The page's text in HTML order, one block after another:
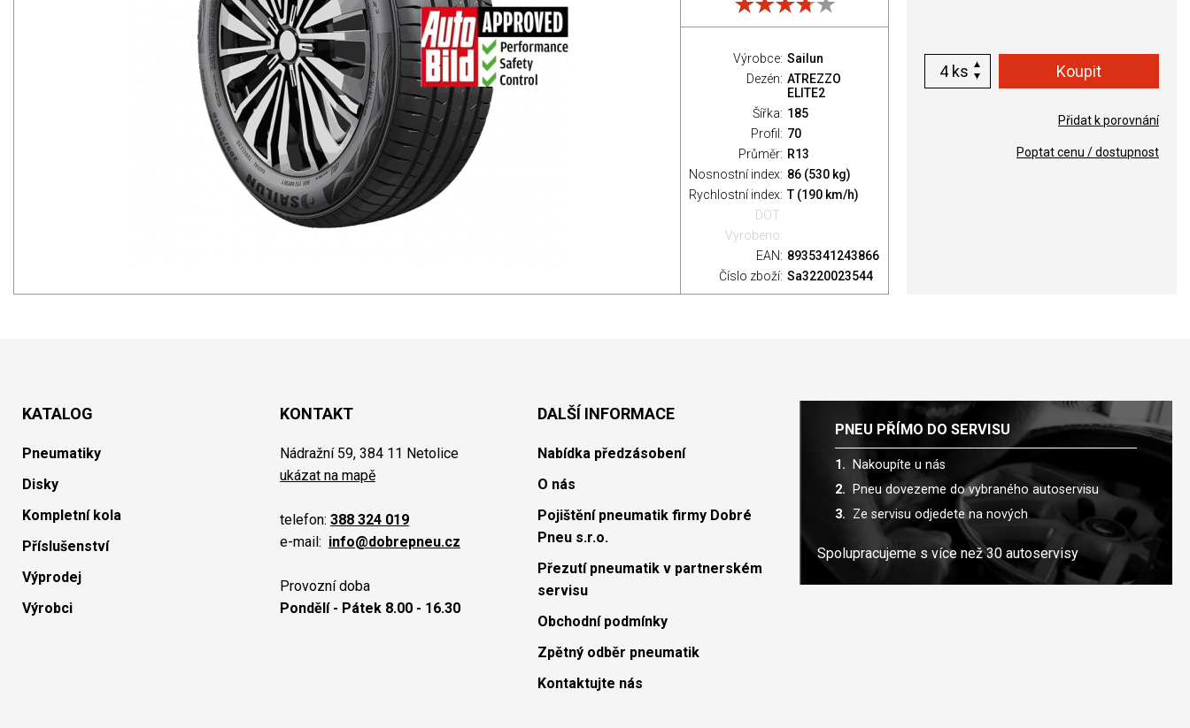
Výrobce: Sailun
Dezén: ATREZZO
ELITE2
Šířka: 185
Profil: 70
Průměr: R13
Nosnostní index: 86 (530 kg)
Rychlostní index: T (190 km/h)
DOT:
Vyrobeno:
EAN: 8935341243866
Číslo zboží: Sa3220023544
ks
Přidat k porovnání
Poptat cenu / dostupnost
KATALOG
Pneumatiky
Disky
Kompletní kola
Příslušenství
Výprodej
Výrobci
KONTAKT
Nádražní 59, 384 11 Netolice
ukázat na mapě
telefon: 388 324 019
e-mail: info@dobrepneu.cz
Provozní doba
Pondělí - Pátek 8.00 - 16.30
DALŠÍ INFORMACE
Nabídka předzásobení
O nás
Pojištění pneumatik firmy Dobré
Pneu s.r.o.
Přezutí pneumatik v partnerském
servisu
Obchodní podmínky
Zpětný odběr pneumatik
Kontaktujte nás
PNEU PŘÍMO DO SERVISU
Nakoupíte u nás
Pneu dovezeme do vybraného autoservisu
Ze servisu odjedete na nových
Spolupracujeme s více než 30 autoservisy